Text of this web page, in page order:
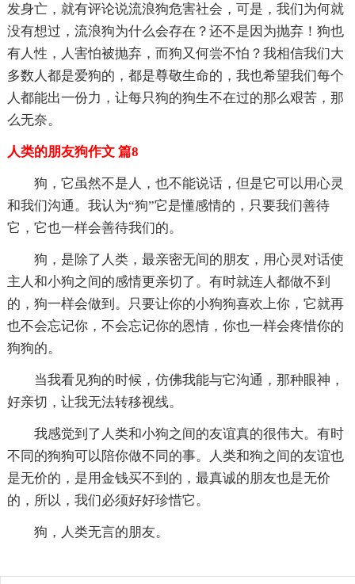
发身亡，就有评论说流浪狗危害社会，可是，我们为何就
没有想过，流浪狗为什么会存在？还不是因为抛弃！狗也
有人性，人害怕被抛弃，而狗又何尝不怕？我相信我们大
多数人都是爱狗的，都是尊敬生命的，我也希望我们每个
人都能出一份力，让每只狗的狗生不在过的那么艰苦，那
么无奈。
人类的朋友狗作文 篇8
狗，它虽然不是人，也不能说话，但是它可以用心灵
和我们沟通。我认为“狗”它是懂感情的，只要我们善待
它，它也一样会善待我们的。
狗，是除了人类，最亲密无间的朋友，用心灵对话使
主人和小狗之间的感情更亲切了。有时就连人都做不到
的，狗一样会做到。只要让你的小狗狗喜欢上你，它就再
也不会忘记你，不会忘记你的恩情，你也一样会疼惜你的
狗狗的。
当我看见狗的时候，仿佛我能与它沟通，那种眼神，
好亲切，让我无法转移视线。
我感觉到了人类和小狗之间的友谊真的很伟大。有时
不同的狗狗可以陪你做不同的事。人类和狗之间的友谊也
是无价的，是用金钱买不到的，最真诚的朋友也是无价
的，所以，我们必须好好珍惜它。
狗，人类无言的朋友。